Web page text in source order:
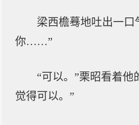
梁西檐蓦地吐出一口
你……”
“可以。”栗昭看着他
觉得可以。”